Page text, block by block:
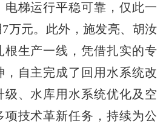
电梯运行平稳可靠，仅此一
万元。此外，施发亮、胡汝
根生产一线，凭借扎实的专
，自主完成了回用水系统改
级、水库用水系统优化及空
项技术革新任务，持续为公